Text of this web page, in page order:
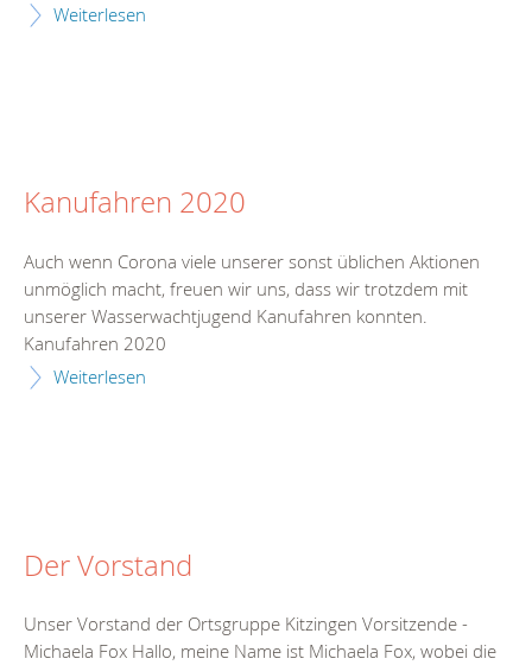
Weiterlesen
Kanufahren 2020
Auch wenn Corona viele unserer sonst üblichen Aktionen
unmöglich macht, freuen wir uns, dass wir trotzdem mit
unserer Wasserwachtjugend Kanufahren konnten.
Kanufahren 2020
Weiterlesen
Der Vorstand
Unser Vorstand der Ortsgruppe Kitzingen Vorsitzende -
Michaela Fox Hallo, meine Name ist Michaela Fox, wobei die